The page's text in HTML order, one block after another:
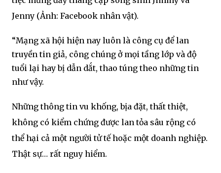
Jenny (Ảnh: Facebook nhân vật).
“Mạng xã hội hiện nay luôn là công cụ để lan
truyền tin giả, công chúng ở mọi tầng lớp và độ
tuổi lại hay bị dẫn dắt, thao túng theo những tin
như vậy.
Những thông tin vu khống, bịa đặt, thất thiệt,
không có kiểm chứng được lan tỏa sâu rộng có
thể hại cả một người tử tế hoặc một doanh nghiệp.
Thật sự… rất nguy hiểm.